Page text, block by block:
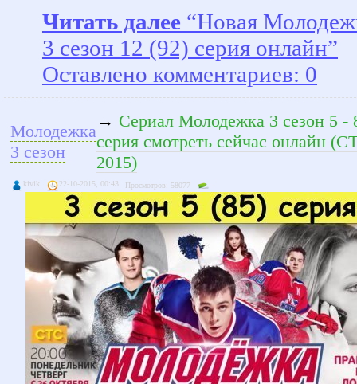
Читать далее “Новая
3 сезон 12 (92) серия онлайн”
Оставлено комментариев: 0
Молодежка
3 сезон
→ Сериал Молодежка 3 сезон 5 -
серия смотреть сейчас онлайн
2015)
kivik 22-10-2015, 00:43 Просмотров: 58077